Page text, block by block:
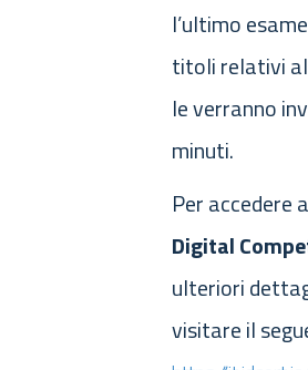
l’ultimo
titoli relativi
le verranno
minuti.
Per accedere
Digital
ulteriori
visitare il